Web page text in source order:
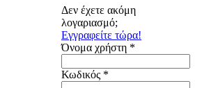
Δεν έχετε ακόμη
λογαριασμό;
Εγγραφείτε τώρα!
Όνομα χρήστη *
Κωδικός *